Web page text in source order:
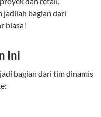
jadilah bagian dari
biasa!
Ini
bagian dari tim dinamis